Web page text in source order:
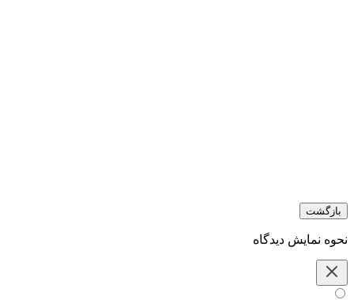
بازگشت
نحوه نمایش دیدگاه‌